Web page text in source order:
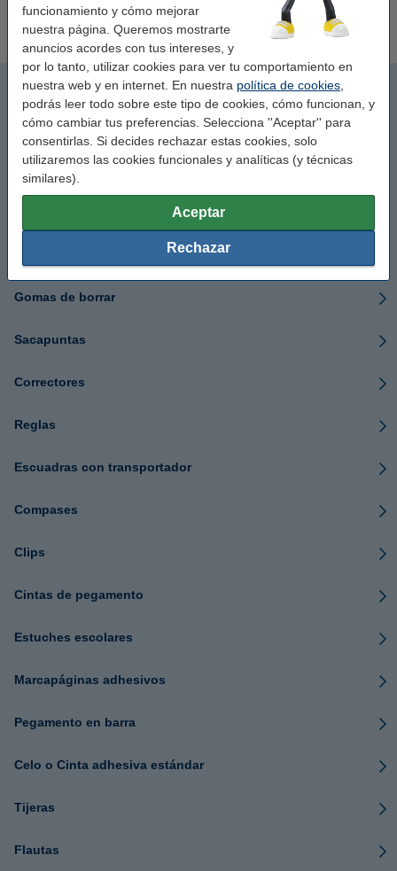
funcionamiento y cómo mejorar
nuestra página. Queremos mostrarte
anuncios acordes con tus intereses, y
por lo tanto, utilizar cookies para ver tu comportamiento en
nuestra web y en internet. En nuestra política de cookies
podrás leer todo sobre este tipo de cookies, cómo funcionan, y
cómo cambiar tus preferencias. Selecciona ''Aceptar'' para
consentirlas. Si decides rechazar estas cookies, solo
utilizaremos las cookies funcionales y analíticas (y técnicas
similares).
Aceptar
Rechazar
Flautas
Lápices y accesorios
Lápices de colores
Gomas de borrar
Sacapuntas
Correctores
Reglas
Escuadras con transportador
Compases
Clips
Cintas de pegamento
Estuches escolares
Marcapáginas adhesivos
Pegamento en barra
Celo o Cinta adhesiva estándar
Tijeras
Flautas